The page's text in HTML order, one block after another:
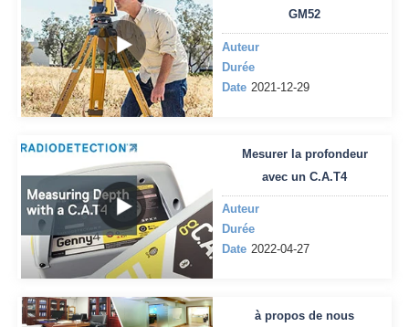
GM52
Auteur
Durée
Date 2021-12-29
Mesurer la profondeur
avec un C.A.T4
Auteur
Durée
Date 2022-04-27
à propos de nous